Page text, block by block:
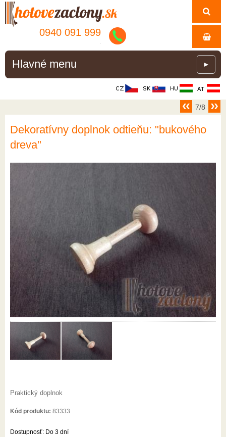
0940 091 999
Hlavné menu ►
7/8
Dekoratívny doplnok odtieňu: "bukového
dreva"
Praktický doplnok
Kód produktu: 83333
Dostupnosť: Do 3 dní